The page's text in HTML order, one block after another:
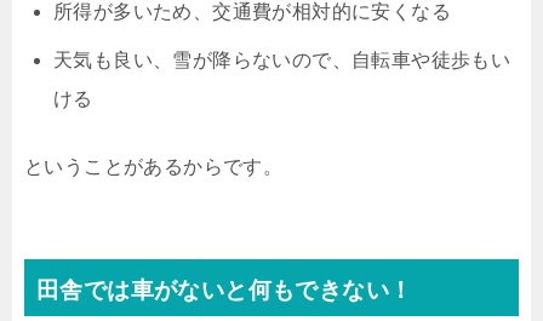
所得が多いため、交通費が相対的に安くなる
天気も良い、雪が降らないので、自転車や徒歩もい
ける
ということがあるからです。
田舎では車がないと何もできない！